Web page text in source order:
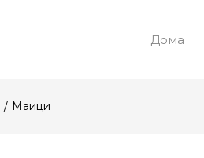
Дома
Маици